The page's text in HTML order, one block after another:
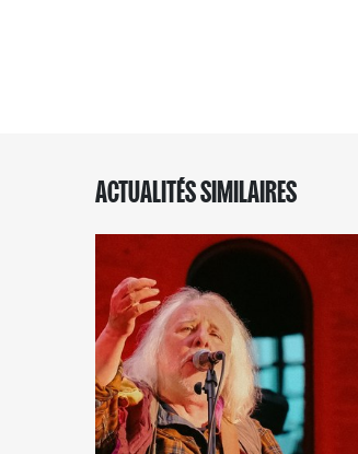
ACTUALITÉS SIMILAIRES